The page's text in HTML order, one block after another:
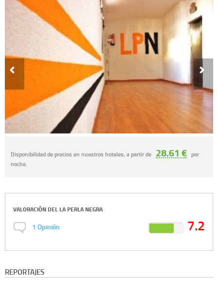
Disponibilidad de precios en nuestros hoteles, a partir de 28.61 € por
noche.
VALORACIÓN DEL LA PERLA NEGRA
1 Opinión 7.2
REPORTAJES